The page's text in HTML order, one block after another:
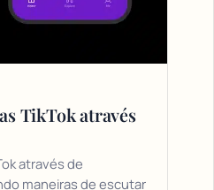
TikTok através
através de
maneiras de escutar